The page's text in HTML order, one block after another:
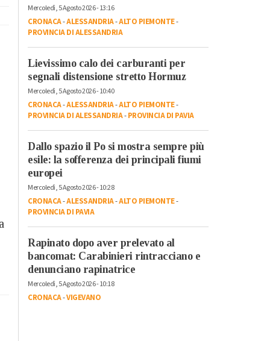
Mercoledì, 5 Agosto 2026 - 13:16
CRONACA-ALESSANDRIA-ALTO PIEMONTE-
PROVINCIA DI ALESSANDRIA
Lievissimo calo dei carburanti per
segnali distensione stretto Hormuz
Mercoledì, 5 Agosto 2026 - 10:40
CRONACA-ALESSANDRIA-ALTO PIEMONTE-
PROVINCIA DI ALESSANDRIA-PROVINCIA DI PAVIA
Dallo spazio il Po si mostra sempre più
esile: la sofferenza dei principali fiumi
europei
Mercoledì, 5 Agosto 2026 - 10:28
CRONACA-ALESSANDRIA-ALTO PIEMONTE-
PROVINCIA DI PAVIA
Rapinato dopo aver prelevato al
bancomat: Carabinieri rintracciano e
denunciano rapinatrice
Mercoledì, 5 Agosto 2026 - 10:18
CRONACA-VIGEVANO